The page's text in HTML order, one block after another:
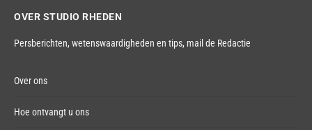
OVER STUDIO RHEDEN
Persberichten, wetenswaardigheden en tips, mail de Redactie
Over ons
Hoe ontvangt u ons